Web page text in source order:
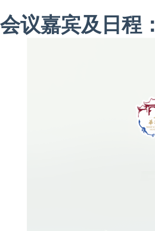
会议嘉宾及日程：